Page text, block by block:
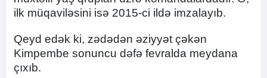
ilk müqaviləsini isə 2015-ci ildə imzalayıb.
Qeyd edək ki, zədədən əziyyət çəkən
Kimpembe sonuncu dəfə fevralda meydana
çıxıb.